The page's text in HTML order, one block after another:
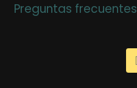
Preguntas frecuentes